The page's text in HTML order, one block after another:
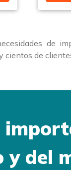
de
cientos de
y del